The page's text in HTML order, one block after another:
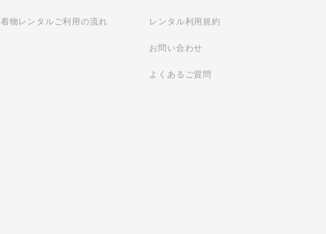
着物レンタルご利用の流れ レンタル利用規約
お問い合わせ
よくあるご質問